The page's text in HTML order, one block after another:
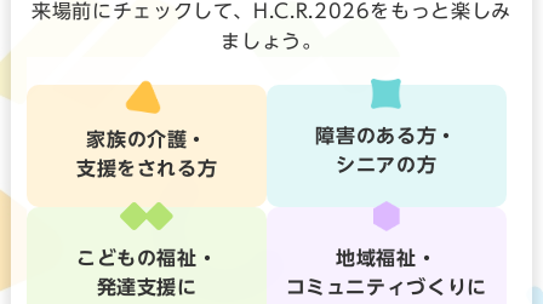
来場前にチェックして、H.C.R.2026をもっと楽しみ
ましょう。
家族の介護・
支援をされる方
障害のある方・
シニアの方
こどもの福祉・
発達支援に
地域福祉・
コミュニティづくりに